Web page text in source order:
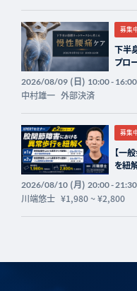
募集
下半
プロ
2026/08/09(日) 10:00 - 16:00
中村雄一 外部決済
募集
【一
を紐
2026/08/10(月) 20:00 - 21:30
川端悠士 ¥1,980~¥2,800